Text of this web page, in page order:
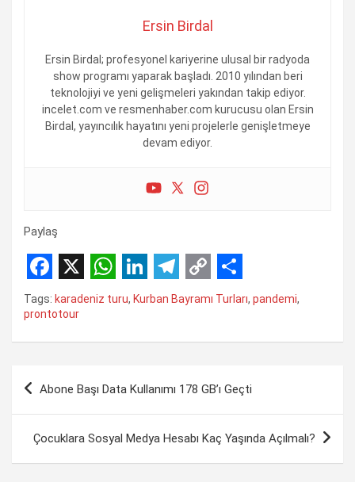
Ersin Birdal
Ersin Birdal; profesyonel kariyerine ulusal bir radyoda
show programı yaparak başladı. 2010 yılından beri
teknolojiyi ve yeni gelişmeleri yakından takip ediyor.
incelet.com ve resmenhaber.com kurucusu olan Ersin
Birdal, yayıncılık hayatını yeni projelerle genişletmeye
devam ediyor.
Paylaş
F
a
c
b
o
o
k
X W
a
s
A
p
p
L
n
e
d
I
n
T
l
g
r
a
m
C
p
L
i
n
k
S
a
e
Tags: karadeniz turu, Kurban Bayramı Turları, pandemi,
prontotour
Yazı
gezinmesi
Abone Başı Data Kullanımı 178 GB’ı Geçti
Çocuklara Sosyal Medya Hesabı Kaç Yaşında Açılmalı?